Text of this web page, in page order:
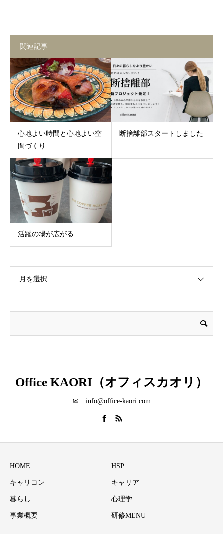
関連記事
心地よい時間と心地よい空
間づくり
断捨離部スタートしました
活躍の場が広がる
月を選択
Office KAORI（オフィスカオリ）
✉ info@office-kaori.com
HOME HSP
キャリコン キャリア
暮らし 心理学
事業概要 研修MENU